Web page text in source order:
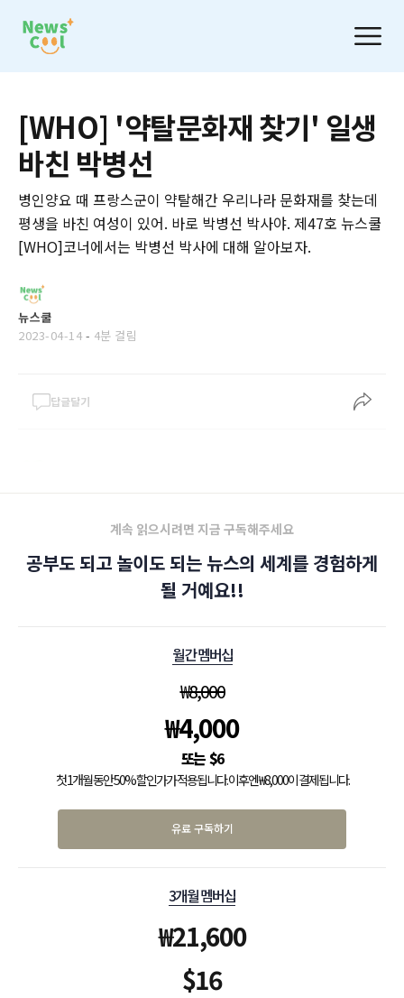
[WHO] '약탈문화재 찾기' 일생
바친 박병선
병인양요 때 프랑스군이 약탈해간 우리나라 문화재를 찾는데
평생을 바친 여성이 있어. 바로 박병선 박사야. 제47호 뉴스쿨
[WHO]코너에서는 박병선 박사에 대해 알아보자.
뉴스쿨
2023-04-14 - 4분 걸림
답글달기
계속 읽으시려면 지금 구독해주세요
공부도 되고 놀이도 되는 뉴스의 세계를 경험하게
될 거예요!!
월간 멤버십
₩8,000
₩4,000
$6
첫 1개월 동안 50% 할인가가 적용됩니다. 이후엔 ₩8,000이 결제됩니다.
유료 구독하기
3개월 멤버십
₩21,600
$16